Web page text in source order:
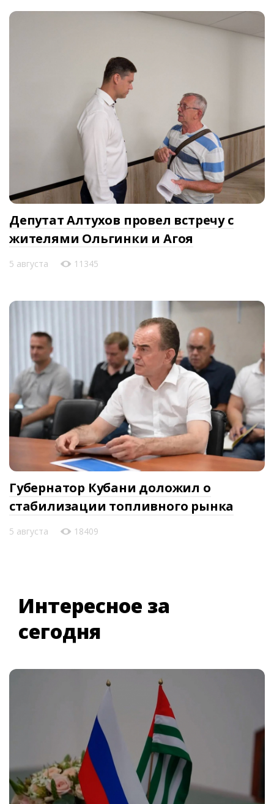
Депутат Алтухов провел встречу с
жителями Ольгинки и Агоя
5 августа 11345
Губернатор Кубани доложил о
стабилизации топливного рынка
5 августа 18409
Интересное за
сегодня